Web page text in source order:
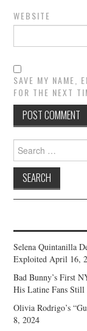
WEBSITE
SAVE MY NAME,
FOR THE NEXT
for:
Selena Quintanilla
Exploited April 16,
Bad Bunny’s First
His Latine Fans Still
Olivia Rodrigo’s
8, 2024